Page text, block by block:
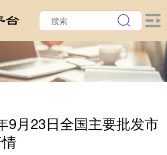
9月23日全国主要批发市